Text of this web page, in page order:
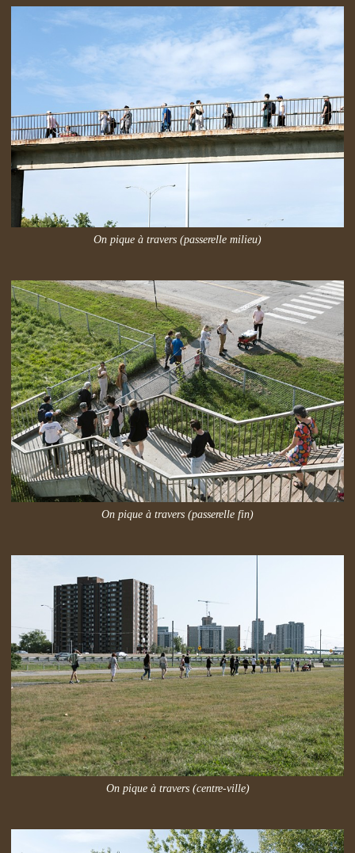
On pique à travers (passerelle milieu)
On pique à travers (passerelle fin)
On pique à travers (centre-ville)